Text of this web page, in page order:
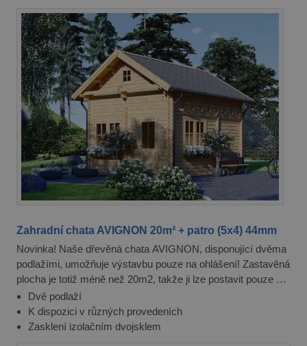
Zahradní chata AVIGNON 20m² + patro (5x4) 44mm
Novinka! Naše dřevěná chata AVIGNON, disponující dvěma
podlažími, umožňuje výstavbu pouze na ohlášení! Zastavěná
plocha je totiž méně než 20m2, takže ji lze postavit pouze na
"Ohlášení stavby" takže nepotřebujete žádné další stavební
povolení. Mimo to je to krásná letní a víkendová chata.
Dvě podlaží
K dispozici v různých provedeních
Zasklení izolačním dvojsklem
Název
Poskytovatel /
Doména
Vyprší
PHPSESSID
PHP.net
prelive.pineca.cz
8
hodin
Cookie
generovaný
aplikacemi
založenými
na jazyce
PHP. Toto je
univerzální
identifikátor
používaný k
udržování
proměnných
relací
uživatelů.
Obvykle se
náhodně
použití může
být specifické
pro daný
web, ale
dobrým
příkladem je
udržování